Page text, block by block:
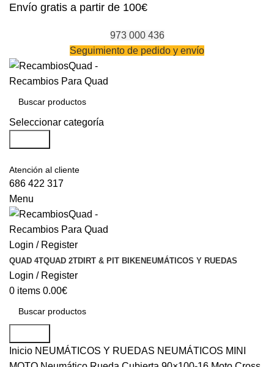
Envío gratis a partir de 100€
973 000 436
Seguimiento de pedido y envío
Seleccionar categoría
Atención al cliente
686 422 317
Menu
Login / Register
QUAD 4TQUAD 2TDIRT & PIT BIKENEUMÁTICOS Y RUEDAS
Login / Register
0 items 0.00€
Inicio NEUMÁTICOS Y RUEDAS NEUMÁTICOS MINI